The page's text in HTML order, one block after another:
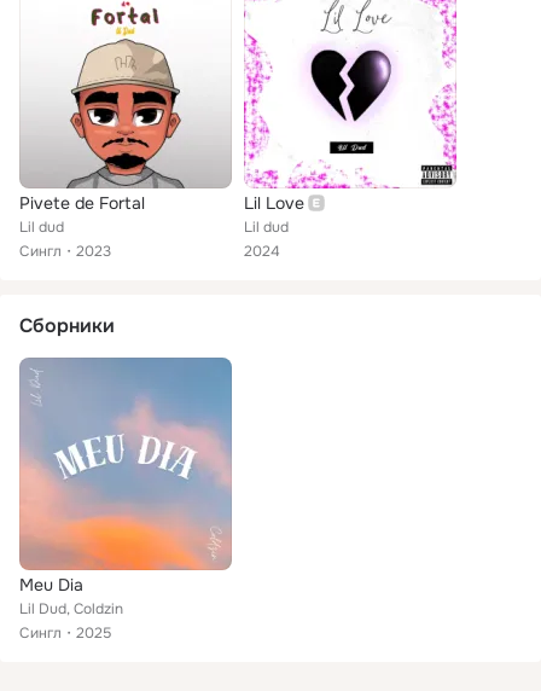
Pivete de Fortal
Lil dud
Сингл
2023
Lil Love
Lil dud
2024
Сборники
Meu Dia
Lil Dud, Coldzin
Сингл
2025